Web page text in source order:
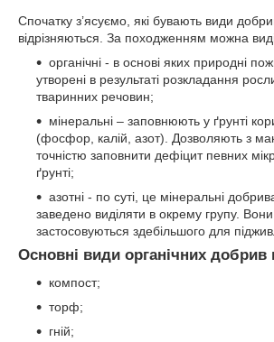
Спочатку з’ясуємо, які бувають види
відрізняються. За походженням можна
органічні - в основі яких природні
утворені в результаті розкладання
тваринних речовин;
мінеральні – заповнюють у ґрунті
(фосфор, калій, азот). Дозволяють з
точністю заповнити дефіцит певних
ґрунті;
азотні - по суті, це мінеральні
заведено виділяти в окрему групу.
застосовуються здебільшого для
Основні види органічних
компост;
торф;
гній;